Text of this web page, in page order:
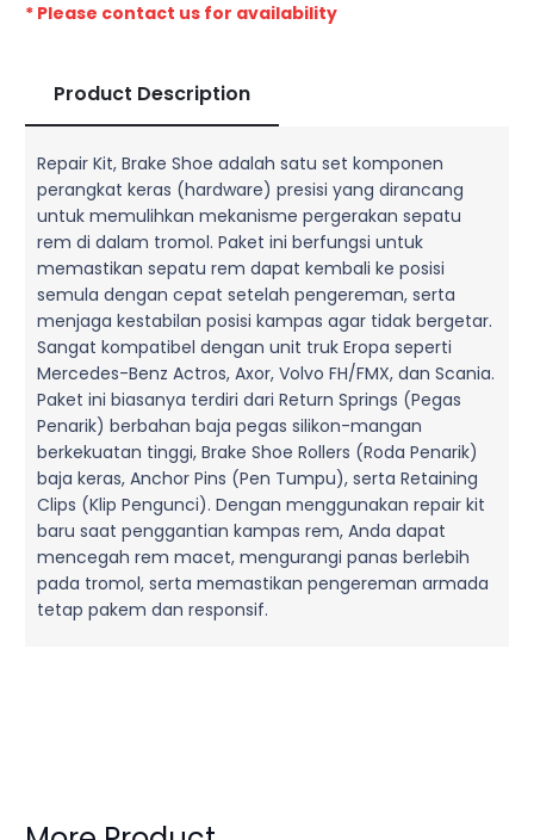
* Please contact us for availability
Product Description
Repair Kit, Brake Shoe adalah satu set komponen
perangkat keras (hardware) presisi yang dirancang
untuk memulihkan mekanisme pergerakan sepatu
rem di dalam tromol. Paket ini berfungsi untuk
memastikan sepatu rem dapat kembali ke posisi
semula dengan cepat setelah pengereman, serta
menjaga kestabilan posisi kampas agar tidak bergetar.
Sangat kompatibel dengan unit truk Eropa seperti
Mercedes-Benz Actros, Axor, Volvo FH/FMX, dan Scania.
Paket ini biasanya terdiri dari Return Springs (Pegas
Penarik) berbahan baja pegas silikon-mangan
berkekuatan tinggi, Brake Shoe Rollers (Roda Penarik)
baja keras, Anchor Pins (Pen Tumpu), serta Retaining
Clips (Klip Pengunci). Dengan menggunakan repair kit
baru saat penggantian kampas rem, Anda dapat
mencegah rem macet, mengurangi panas berlebih
pada tromol, serta memastikan pengereman armada
tetap pakem dan responsif.